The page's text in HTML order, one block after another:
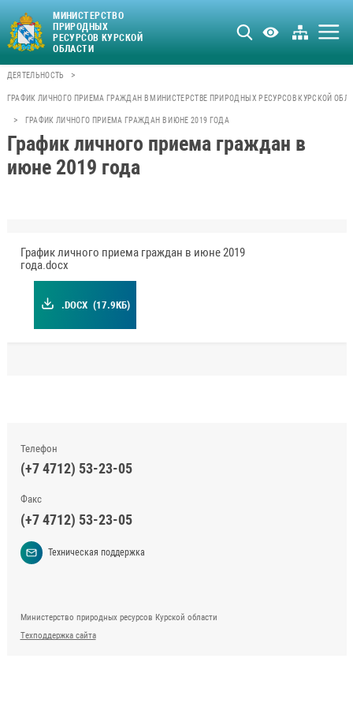
МИНИСТЕРСТВО
ПРИРОДНЫХ
РЕСУРСОВ КУРСКОЙ
ОБЛАСТИ
ДЕЯТЕЛЬНОСТЬ >
ГРАФИК ЛИЧНОГО ПРИЕМА ГРАЖДАН В МИНИСТЕРСТВЕ ПРИРОДНЫХ РЕСУРСОВ КУРСКОЙ
> ГРАФИК ЛИЧНОГО ПРИЕМА ГРАЖДАН В ИЮНЕ 2019 ГОДА
График личного приема граждан в
июне 2019 года
График личного приема граждан в июне 2019
года.docx
.DOCX (17.9КБ)
Телефон
(+7 4712) 53-23-05
Факс
(+7 4712) 53-23-05
Техническая поддержка
Министерство природных ресурсов Курской области
Техподдержка сайта